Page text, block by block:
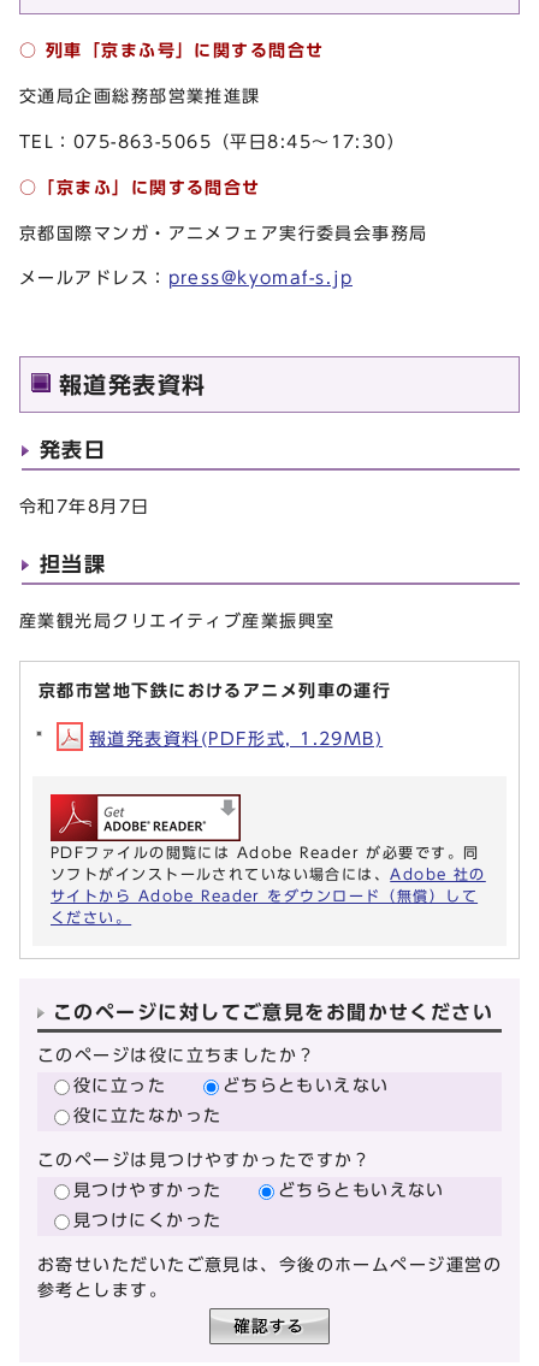
○ 列車「京まふ号」に関する問合せ
交通局企画総務部営業推進課
TEL：075-863-5065（平日8:45～17:30）
○「京まふ」に関する問合せ
京都国際マンガ・アニメフェア実行委員会事務局
メールアドレス： press@kyomaf-s.jp
報道発表資料
発表日
令和7年8月7日
担当課
産業観光局クリエイティブ産業振興室
京都市営地下鉄におけるアニメ列車の運行
報道発表資料(PDF形式, 1.29MB)
PDFファイルの閲覧には Adobe Reader が必要です。同
ソフトがインストールされていない場合には、 Adobe 社の
サイトから Adobe Reader をダウンロード（無償）して
ください。
このページに対してご意見をお聞かせください
このページは役に立ちましたか？
役に立った
どちらともいえない
役に立たなかった
このページは見つけやすかったですか？
見つけやすかった
どちらともいえない
見つけにくかった
お寄せいただいたご意見は、今後のホームページ運営の
参考とします。